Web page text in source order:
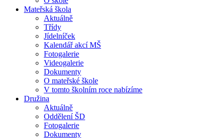
Mateřská škola
Aktuálně
Třídy
Jídelníček
Kalendář akcí MŠ
Fotogalerie
Videogalerie
Dokumenty
O mateřské škole
V tomto školním roce nabízíme
Družina
Aktuálně
Oddělení ŠD
Fotogalerie
Dokumenty